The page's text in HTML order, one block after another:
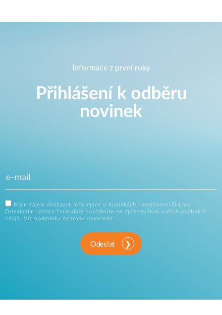
Informace z první ruky
Přihlášení k odběru
novinek
Mám zájem dostávat informace o novinkách společnosti D-Link.
Odesláním tohoto formuláře souhlasíte se zpracováním vašich osobních
údajů. Viz podmínky ochrany soukromí.
Odeslat